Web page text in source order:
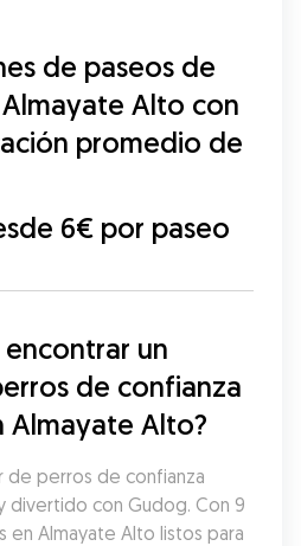
de paseos de
Alto con
promedio de
6€ por paseo
un
de confianza
Almayate Alto?
de perros de confianza
divertido con Gudog. Con 9
Almayate Alto listos para